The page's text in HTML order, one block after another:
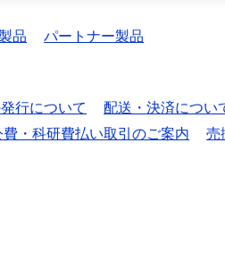
品 パートナー製品
行について 配送・決済につい
・科研費払い取引のご案内 売